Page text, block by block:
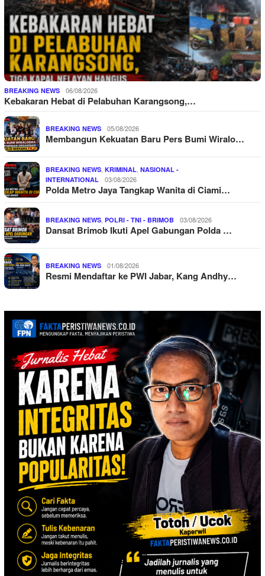
BREAKING NEWS 06/08/2026
Kebakaran Hebat di Pelabuhan Karangsong,…
BREAKING NEWS 05/08/2026
Membangun Kekuatan Baru Pers Bumi Wiralo…
BREAKING NEWS KRIMINAL NASIONAL -
INTERNATIONAL
03/08/2026
Polda Metro Jaya Tangkap Wanita di Ciami…
BREAKING NEWS POLRI - TNI - BRIMOB 03/08/2026
Dansat Brimob Ikuti Apel Gabungan Polda …
BREAKING NEWS 01/08/2026
Resmi Mendaftar ke PWI Jabar, Kang Andhy…